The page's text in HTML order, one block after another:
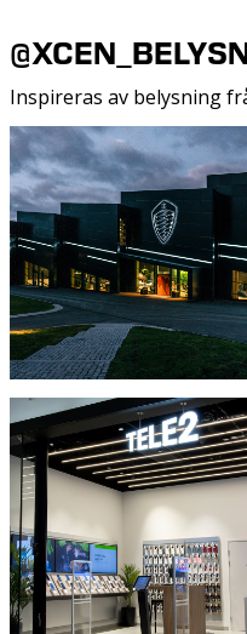
Inspireras av belysning